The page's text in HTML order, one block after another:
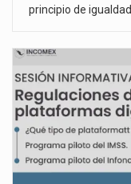
principio de